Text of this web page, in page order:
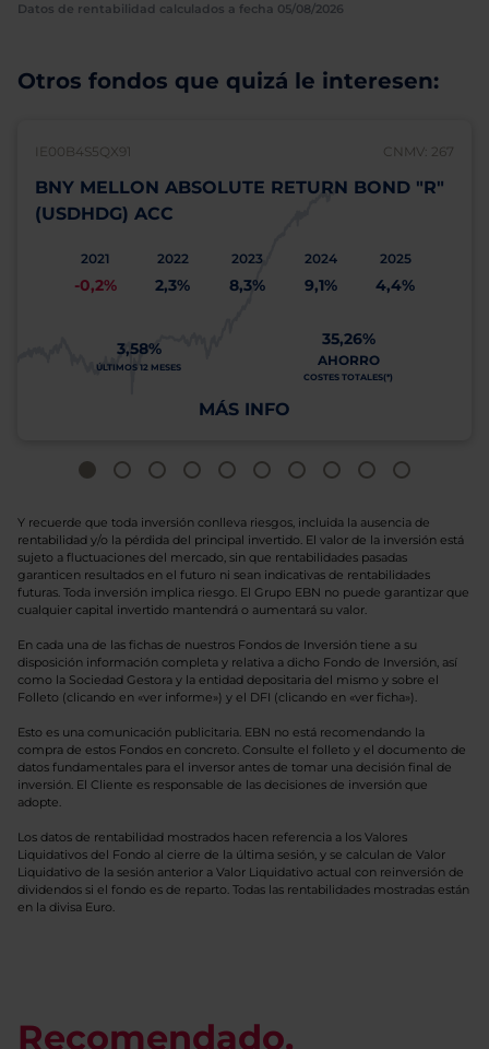
Datos de rentabilidad calculados a fecha 05/08/2026
Otros fondos que quizá le interesen:
IE00B4S5QX91 CNMV: 267
BNY MELLON ABSOLUTE RETURN BOND "R"
(USDHDG) ACC
2021
-0,2%
2022
2,3%
2023
8,3%
2024
9,1%
2025
4,4%
3,58%
ÚLTIMOS 12 MESES
35,26%
AHORRO
COSTES TOTALES(*)
MÁS INFO
Y recuerde que toda inversión conlleva riesgos, incluida la ausencia de
rentabilidad y/o la pérdida del principal invertido. El valor de la inversión está
sujeto a fluctuaciones del mercado, sin que rentabilidades pasadas
garanticen resultados en el futuro ni sean indicativas de rentabilidades
futuras. Toda inversión implica riesgo. El Grupo EBN no puede garantizar que
cualquier capital invertido mantendrá o aumentará su valor.
En cada una de las fichas de nuestros Fondos de Inversión tiene a su
disposición información completa y relativa a dicho Fondo de Inversión, así
como la Sociedad Gestora y la entidad depositaria del mismo y sobre el
Folleto (clicando en «ver informe») y el DFI (clicando en «ver ficha»).
Esto es una comunicación publicitaria. EBN no está recomendando la
compra de estos Fondos en concreto. Consulte el folleto y el documento de
datos fundamentales para el inversor antes de tomar una decisión final de
inversión. El Cliente es responsable de las decisiones de inversión que
adopte.
Los datos de rentabilidad mostrados hacen referencia a los Valores
Liquidativos del Fondo al cierre de la última sesión, y se calculan de Valor
Liquidativo de la sesión anterior a Valor Liquidativo actual con reinversión de
dividendos si el fondo es de reparto. Todas las rentabilidades mostradas están
en la divisa Euro.
Recomendado.